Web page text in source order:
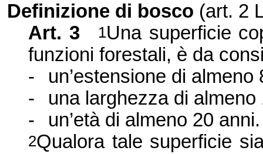
Definizione di bosco (art. 2
Art. 3
1Una superficie
funzioni forestali, è da
-
un’estensione di almeno
-
una larghezza di almeno
-
un’età di almeno 20 anni.
2Qualora tale superficie